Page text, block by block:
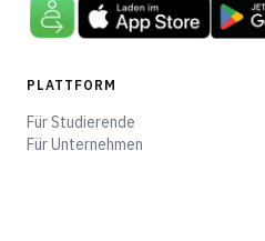
PLATTFORM
Für Studierende
Für Unternehmen